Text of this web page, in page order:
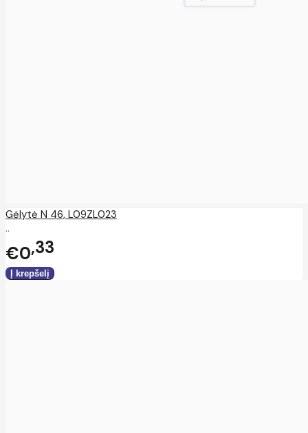
Gėlytė N 46, L09ZL023
..
€0 33